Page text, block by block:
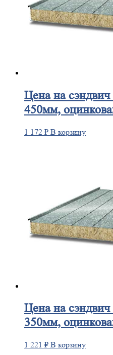
Ценана
450мм,
1 172 ₽ В корзину
Ценана
350мм,
1 221 ₽ В корзину